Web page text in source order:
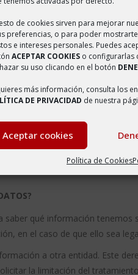
de cookies sirven para mejorar
preferencias, o para poder
e intereses personales. Puedes
ACEPTAR COOKIES o configurarlas
su uso clicando en el botón
más información, consulta los
DE PRIVACIDAD de nuestra
Aceptar cookies
Política de Cookies
y otros que no lo son tanto.
Local es no enviar su
datos.
un país que no sea tan seguro
medidas de seguridad
SUS DATOS?
nos obliguen las leyes,
los plazos legales
qué información tenemos
en el caso de que ello sea
a otra entidad. Este
la limitación del